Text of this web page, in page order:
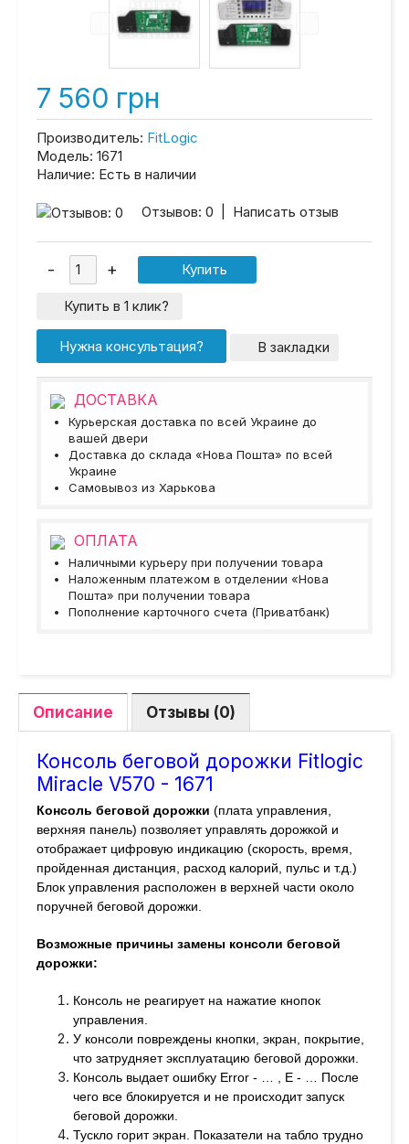
7 560 грн
Производитель: FitLogic
Модель: 1671
Наличие: Есть в наличии
Отзывов: 0 Написать отзыв
Купить в 1 клик?
Нужна консультация? В закладки
ДОСТАВКА
Курьерская доставка по всей Украине до
вашей двери
Доставка до склада «Нова Пошта» по всей
Украине
Самовывоз из Харькова
ОПЛАТА
Наличными курьеру при получении товара
Наложенным платежом в отделении «Нова
Пошта» при получении товара
Пополнение карточного счета (Приватбанк)
Описание Отзывы (0)
Консоль беговой дорожки Fitlogic
Miracle V570 - 1671
Консоль беговой дорожки (плата управления,
верхняя панель) позволяет управлять дорожкой и
отображает цифровую индикацию (скорость, время,
пройденная дистанция, расход калорий, пульс и т.д.)
Блок управления расположен в верхней части около
поручней беговой дорожки.
Возможные причины замены консоли беговой
дорожки:
Консоль не реагирует на нажатие кнопок
управления.
У консоли повреждены кнопки, экран, покрытие,
что затрудняет эксплуатацию беговой дорожки.
Консоль выдает ошибку Error - … , E - … После
чего все блокируется и не происходит запуск
беговой дорожки.
Тускло горит экран. Показатели на табло трудно